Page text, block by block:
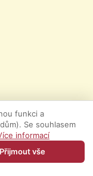
funkci a
Se souhlasem
informací
Přijmout vše